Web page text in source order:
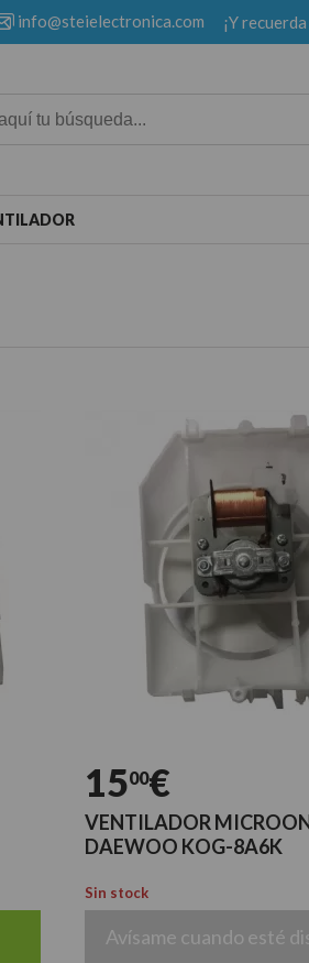
info@steielectronica.com ¡Y
1500€
VENTILADOR
DAEWOO KOG-8A6K
Sin stock
Avísame cuando esté